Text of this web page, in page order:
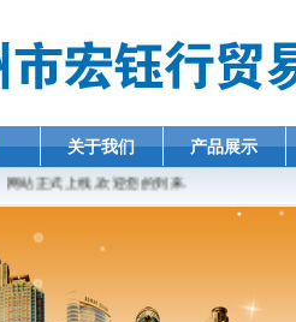
关于我们 产品展示
网站正式上线,欢迎您的到来.